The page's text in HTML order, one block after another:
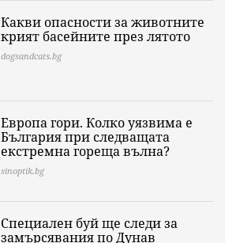
Какви опасности за животните
крият басейните през лятото
dogsandcats.bg
Европа гори. Колко уязвима е
България при следващата
екстремна гореща вълна?
sinoptik.bg
Специален буй ще следи за
замърсявания по Дунав